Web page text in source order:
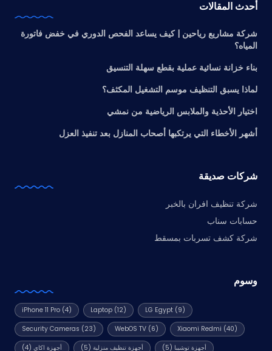
أحدث المقالات
شركة مشاريع رياحين | كيف يساعد الفحص الدوري في خفض فاتورة
المياه؟
بناء خزانة نسائية عملية بقطع سهلة التنسيق
لماذا يسبق التنظيف موسم التشغيل المكثف؟
اختيار الأحذية والملابس الرياضية من نمشي
أشهر الأخطاء التي يرتكبها أصحاب المنازل بعد تنفيذ العزل
شركات صديقة
شركة تنظيف افران بالخبر
حسابات سناب
شركة كشف تسربات بمسقط
وسوم
iPhone 11 Pro (4) Laptop(12) LG Egypt(9)
Security Cameras (23) WebOS TV(6) Xiaomi Redmi (40)
أجهزة اكاي(4) أجهزة تنظيف منزلية (5) أجهزة توشيبا (5)